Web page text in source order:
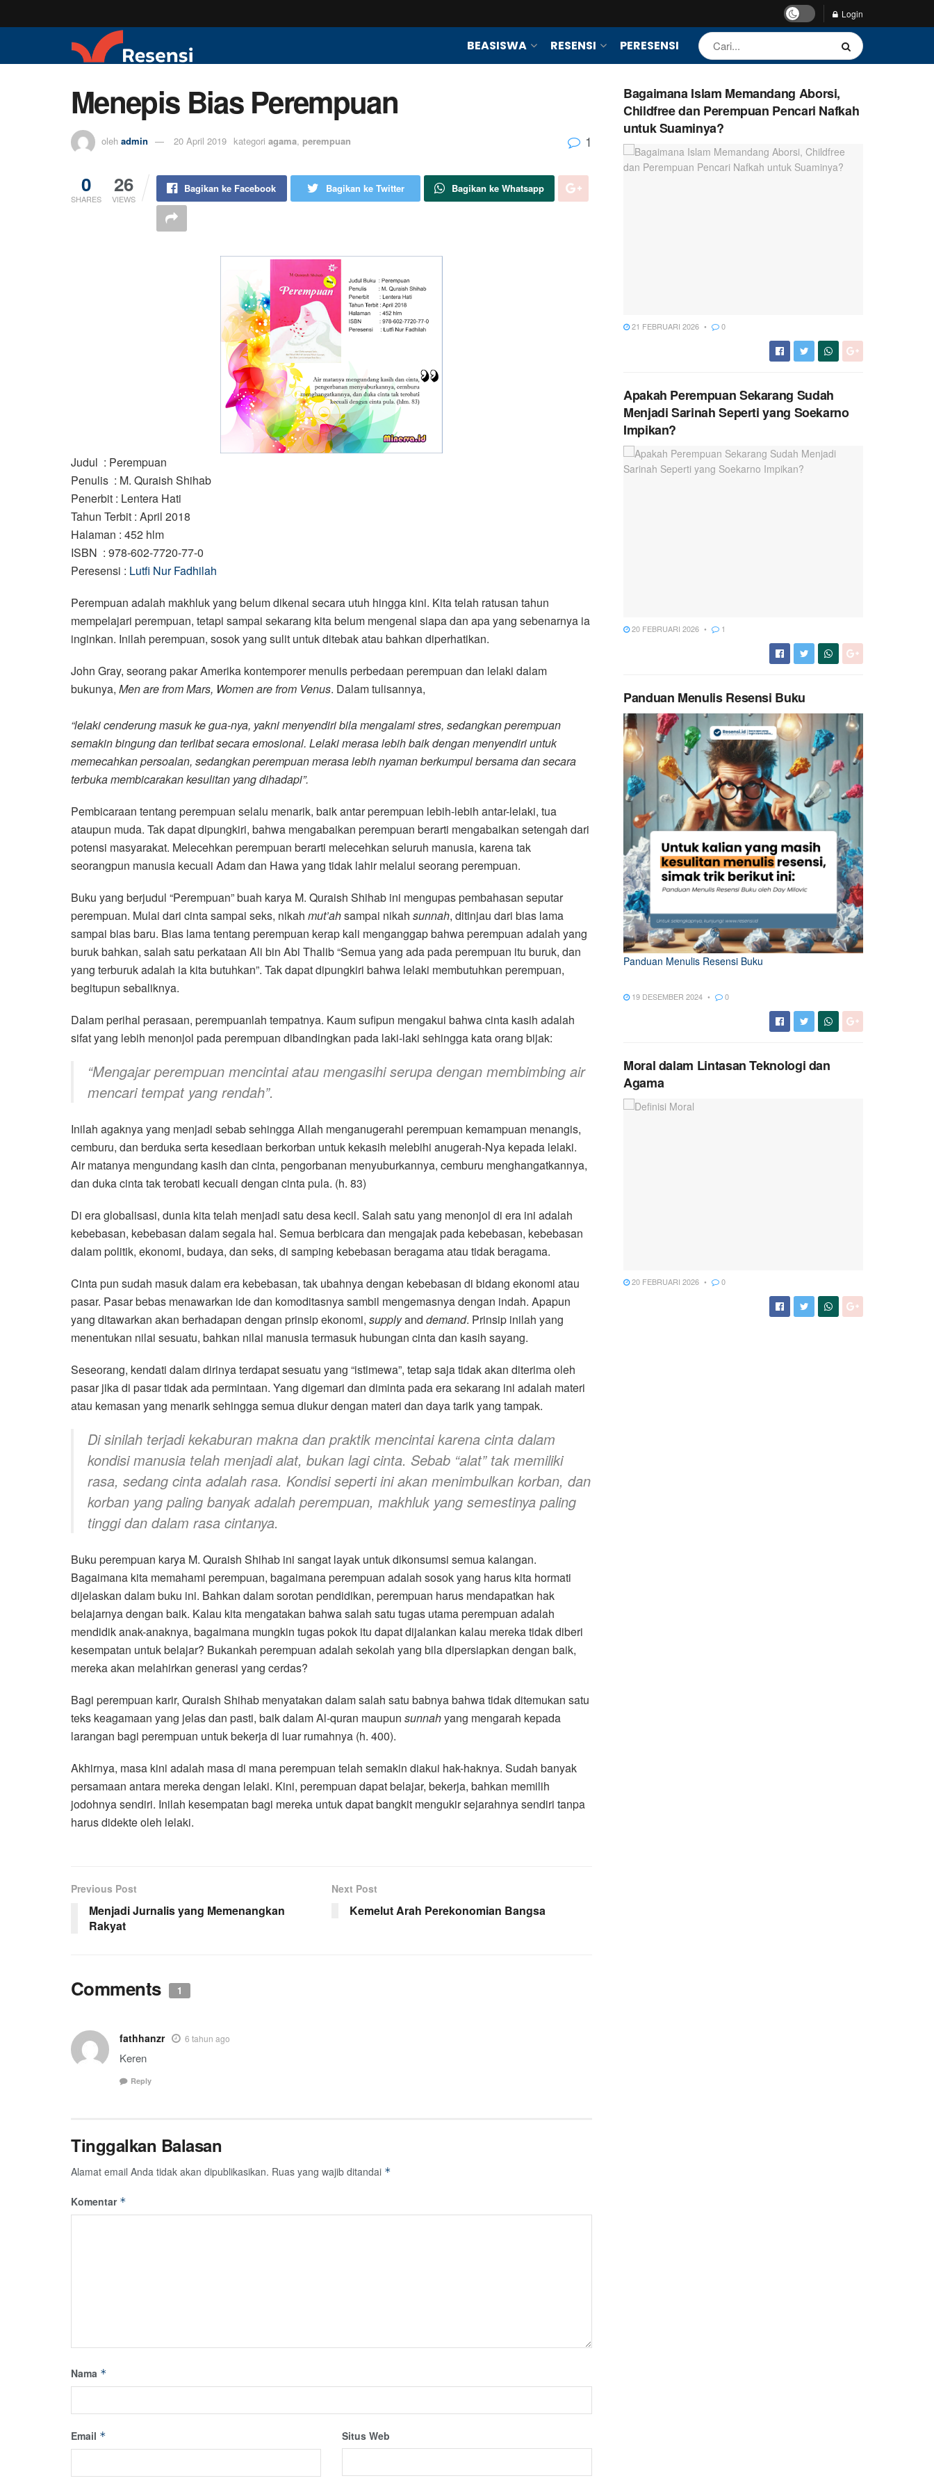
Login
BEASISWA RESENSI PERESENSI
Menepis Bias Perempuan
oleh admin 20 April 2019 kategori agama, perempuan 1
0
SHARES
26
VIEWS
Bagikan ke Facebook Bagikan ke Twitter Bagikan ke Whatsapp
Judul : Perempuan
Penulis : M. Quraish Shihab
Penerbit : Lentera Hati
Tahun Terbit : April 2018
Halaman : 452 hlm
ISBN : 978-602-7720-77-0
Peresensi : Lutfi Nur Fadhilah
Perempuan adalah makhluk yang belum dikenal secara utuh hingga kini. Kita telah ratusan tahun
mempelajari perempuan, tetapi sampai sekarang kita belum mengenal siapa dan apa yang sebenarnya ia
inginkan. Inilah perempuan, sosok yang sulit untuk ditebak atau bahkan diperhatikan.
John Gray, seorang pakar Amerika kontemporer menulis perbedaan perempuan dan lelaki dalam
bukunya, Men are from Mars, Women are from Venus. Dalam tulisannya,
“lelaki cenderung masuk ke gua-nya, yakni menyendiri bila mengalami stres, sedangkan perempuan
semakin bingung dan terlibat secara emosional. Lelaki merasa lebih baik dengan menyendiri untuk
memecahkan persoalan, sedangkan perempuan merasa lebih nyaman berkumpul bersama dan secara
terbuka membicarakan kesulitan yang dihadapi”.
Pembicaraan tentang perempuan selalu menarik, baik antar perempuan lebih-lebih antar-lelaki, tua
ataupun muda. Tak dapat dipungkiri, bahwa mengabaikan perempuan berarti mengabaikan setengah dari
potensi masyarakat. Melecehkan perempuan berarti melecehkan seluruh manusia, karena tak
seorangpun manusia kecuali Adam dan Hawa yang tidak lahir melalui seorang perempuan.
Buku yang berjudul “Perempuan” buah karya M. Quraish Shihab ini mengupas pembahasan seputar
perempuan. Mulai dari cinta sampai seks, nikah mut’ahsampai nikah sunnah, ditinjau dari bias lama
sampai bias baru. Bias lama tentang perempuan kerap kali menganggap bahwa perempuan adalah yang
buruk bahkan, salah satu perkataan Ali bin Abi Thalib “Semua yang ada pada perempuan itu buruk, dan
yang terburuk adalah ia kita butuhkan”. Tak dapat dipungkiri bahwa lelaki membutuhkan perempuan,
begitupun sebaliknya.
Dalam perihal perasaan, perempuanlah tempatnya. Kaum sufipun mengakui bahwa cinta kasih adalah
sifat yang lebih menonjol pada perempuan dibandingkan pada laki-laki sehingga kata orang bijak:
“Mengajar perempuan mencintai atau mengasihi serupa dengan membimbing air
mencari tempat yang rendah”.
Inilah agaknya yang menjadi sebab sehingga Allah menganugerahi perempuan kemampuan menangis,
cemburu, dan berduka serta kesediaan berkorban untuk kekasih melebihi anugerah-Nya kepada lelaki.
Air matanya mengundang kasih dan cinta, pengorbanan menyuburkannya, cemburu menghangatkannya,
dan duka cinta tak terobati kecuali dengan cinta pula. (h. 83)
Di era globalisasi, dunia kita telah menjadi satu desa kecil. Salah satu yang menonjol di era ini adalah
kebebasan, kebebasan dalam segala hal. Semua berbicara dan mengajak pada kebebasan, kebebasan
dalam politik, ekonomi, budaya, dan seks, di samping kebebasan beragama atau tidak beragama.
Cinta pun sudah masuk dalam era kebebasan, tak ubahnya dengan kebebasan di bidang ekonomi atau
pasar. Pasar bebas menawarkan ide dan komoditasnya sambil mengemasnya dengan indah. Apapun
yang ditawarkan akan berhadapan dengan prinsip ekonomi, supplyand demand. Prinsip inilah yang
menentukan nilai sesuatu, bahkan nilai manusia termasuk hubungan cinta dan kasih sayang.
Seseorang, kendati dalam dirinya terdapat sesuatu yang “istimewa”, tetap saja tidak akan diterima oleh
pasar jika di pasar tidak ada permintaan. Yang digemari dan diminta pada era sekarang ini adalah materi
atau kemasan yang menarik sehingga semua diukur dengan materi dan daya tarik yang tampak.
Di sinilah terjadi kekaburan makna dan praktik mencintai karena cinta dalam
kondisi manusia telah menjadi alat, bukan lagi cinta. Sebab “alat” tak memiliki
rasa, sedang cinta adalah rasa. Kondisi seperti ini akan menimbulkan korban, dan
korban yang paling banyak adalah perempuan, makhluk yang semestinya paling
tinggi dan dalam rasa cintanya.
Buku perempuan karya M. Quraish Shihab ini sangat layak untuk dikonsumsi semua kalangan.
Bagaimana kita memahami perempuan, bagaimana perempuan adalah sosok yang harus kita hormati
dijelaskan dalam buku ini. Bahkan dalam sorotan pendidikan, perempuan harus mendapatkan hak
belajarnya dengan baik. Kalau kita mengatakan bahwa salah satu tugas utama perempuan adalah
mendidik anak-anaknya, bagaimana mungkin tugas pokok itu dapat dijalankan kalau mereka tidak diberi
kesempatan untuk belajar? Bukankah perempuan adalah sekolah yang bila dipersiapkan dengan baik,
mereka akan melahirkan generasi yang cerdas?
Bagi perempuan karir, Quraish Shihab menyatakan dalam salah satu babnya bahwa tidak ditemukan satu
teks keagamaan yang jelas dan pasti, baik dalam Al-quran maupun sunnahyang mengarah kepada
larangan bagi perempuan untuk bekerja di luar rumahnya (h. 400).
Akhirnya, masa kini adalah masa di mana perempuan telah semakin diakui hak-haknya. Sudah banyak
persamaan antara mereka dengan lelaki. Kini, perempuan dapat belajar, bekerja, bahkan memilih
jodohnya sendiri. Inilah kesempatan bagi mereka untuk dapat bangkit mengukir sejarahnya sendiri tanpa
harus didekte oleh lelaki.
Previous Post
Menjadi Jurnalis yang Memenangkan
Rakyat
Next Post
Kemelut Arah Perekonomian Bangsa
Comments 1
fathhanzr 6 tahun ago
Keren
Reply
Tinggalkan Balasan
Alamat email Anda tidak akan dipublikasikan. Ruas yang wajib ditandai *
Komentar *
Nama *
Email * Situs Web
Bagaimana Islam Memandang Aborsi,
Childfree dan Perempuan Pencari Nafkah
untuk Suaminya?
21 FEBRUARI 2026 0
Apakah Perempuan Sekarang Sudah
Menjadi Sarinah Seperti yang Soekarno
Impikan?
20 FEBRUARI 2026 1
Panduan Menulis Resensi Buku
Panduan Menulis Resensi Buku
19 DESEMBER 2024 0
Moral dalam Lintasan Teknologi dan
Agama
20 FEBRUARI 2026 0